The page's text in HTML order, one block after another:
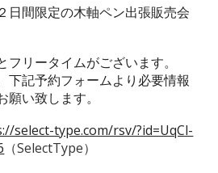
日間限定の木軸ペン出張販売会
リータイムがございます。
下記予約フォームより必要情報
い致します。
select-type.com/rsv/?id=UqCl-
（SelectType）